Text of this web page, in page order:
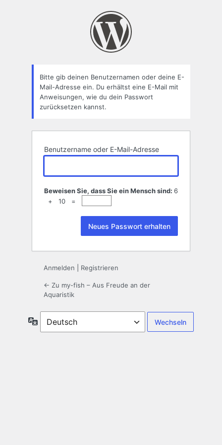
Bitte gib deinen Benutzernamen oder deine E-
Mail-Adresse ein. Du erhältst eine E-Mail mit
Anweisungen, wie du dein Passwort
zurücksetzen kannst.
Benutzername oder E-Mail-Adresse
Beweisen Sie, dass Sie ein Mensch sind: 6
+ 10 =
Anmelden Registrieren
← Zu my-fish – Aus Freude an der
Aquaristik
Sprache